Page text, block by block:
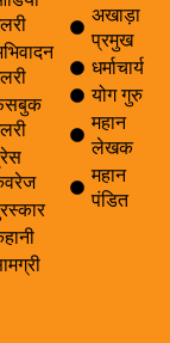
अखाड़ा
प्रमुख
धर्माचार्य
योग गुरु
महान
लेखक
महान
पंडित